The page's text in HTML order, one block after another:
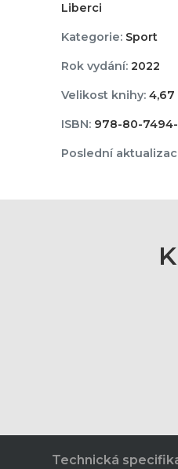
Liberci
Kategorie:Sport
Rok vydání:2022
Velikost knihy:4,67
ISBN:978-80-7494-
Poslední
Technická